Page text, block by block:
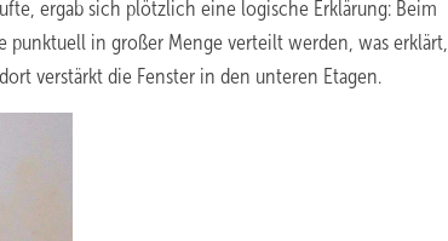
ergab sich plötzlich eine logische Erklärung: Beim
punktuell in großer Menge verteilt werden, was erklärt,
verstärkt die Fenster in den unteren Etagen.